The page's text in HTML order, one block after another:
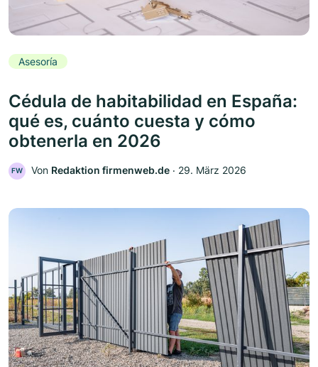
Asesoría
Cédula de habitabilidad en España:
qué es, cuánto cuesta y cómo
obtenerla en 2026
FW Von Redaktion firmenweb.de ‧ 29. März 2026